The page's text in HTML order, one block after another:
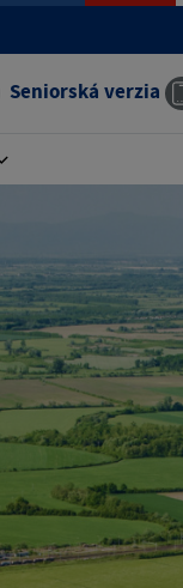
Seniorská verzia